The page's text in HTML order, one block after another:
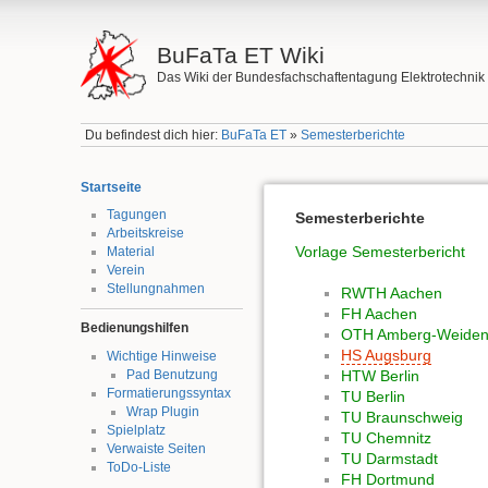
BuFaTa ET Wiki
Das Wiki der Bundesfachschaftentagung Elektrotechnik
Du befindest dich hier: BuFaTa ET» Semesterberichte
Startseite
Tagungen
Arbeitskreise
Material
Verein
Stellungnahmen
Bedienungshilfen
Wichtige Hinweise
Pad Benutzung
Formatierungssyntax
Wrap Plugin
Spielplatz
Verwaiste Seiten
ToDo-Liste
Semesterberichte
Vorlage Semesterbericht
RWTH Aachen
FH Aachen
OTH Amberg-Weiden
HS Augsburg
HTW Berlin
TU Berlin
TU Braunschweig
TU Chemnitz
TU Darmstadt
FH Dortmund